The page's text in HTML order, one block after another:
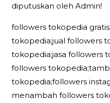
diputuskan oleh Admin!
followers tokopedia
tokopedia;jual followers
tokopedia;jasa followers
followers
tokopedia;followers
menambah followers